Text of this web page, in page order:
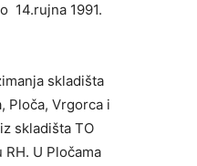
14.rujna 1991.
skladišta
Ploča, Vrgorca i
skladišta TO
U Pločama